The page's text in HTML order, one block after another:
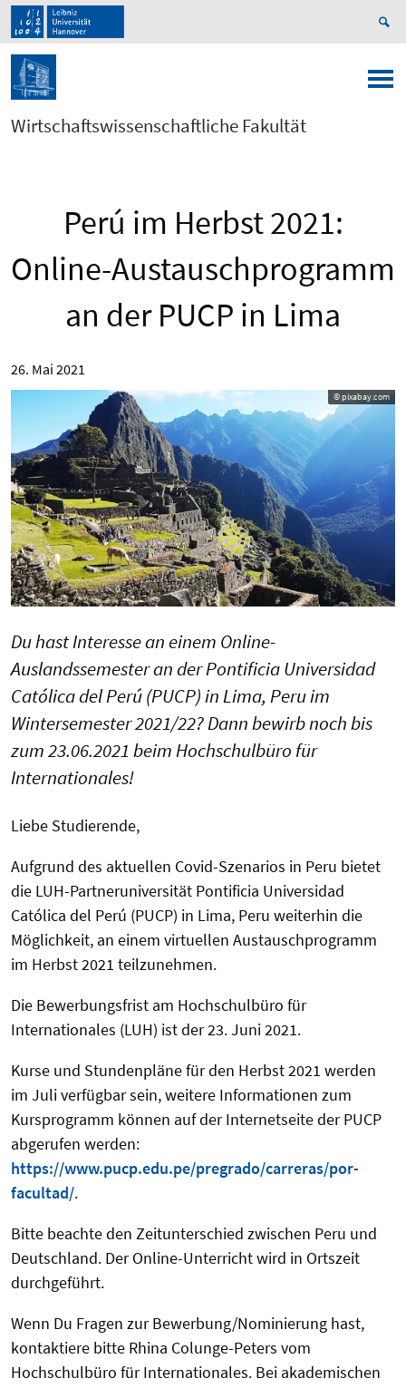
Wirtschaftswissenschaftliche Fakultät
Perú im Herbst 2021:
Online-Austauschprogramm
an der PUCP in Lima
26. Mai 2021
© pixabay.com
Du hast Interesse an einem Online-
Auslandssemester an der Pontificia Universidad
Católica del Perú (PUCP) in Lima, Peru im
Wintersemester 2021/22? Dann bewirb noch bis
zum 23.06.2021 beim Hochschulbüro für
Internationales!
Liebe Studierende,
Aufgrund des aktuellen Covid-Szenarios in Peru bietet
die LUH-Partneruniversität Pontificia Universidad
Católica del Perú (PUCP) in Lima, Peru weiterhin die
Möglichkeit, an einem virtuellen Austauschprogramm
im Herbst 2021 teilzunehmen.
Die Bewerbungsfrist am Hochschulbüro für
Internationales (LUH) ist der 23. Juni 2021.
Kurse und Stundenpläne für den Herbst 2021 werden
im Juli verfügbar sein, weitere Informationen zum
Kursprogramm können auf der Internetseite der PUCP
abgerufen werden:
https://www.pucp.edu.pe/pregrado/carreras/por-
facultad/.
Bitte beachte den Zeitunterschied zwischen Peru und
Deutschland. Der Online-Unterricht wird in Ortszeit
durchgeführt.
Wenn Du Fragen zur Bewerbung/Nominierung hast,
kontaktiere bitte Rhina Colunge-Peters vom
Hochschulbüro für Internationales. Bei akademischen